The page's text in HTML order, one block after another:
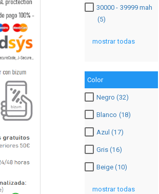
30000 - 39999 mah
(5)
mostrar todas
Color
Negro (32)
Blanco (18)
Azul (17)
Gris (16)
Beige (10)
mostrar todas